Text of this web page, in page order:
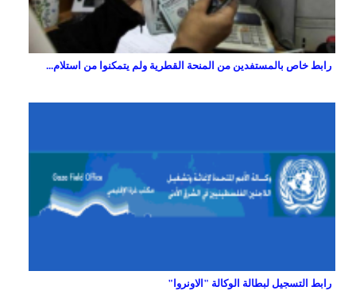
رابط خاص بالمستفدين من المنحة القطرية ولم يتمكنوا من استلام...
رابط التسجيل لبطالة الوكالة "الاونروا"